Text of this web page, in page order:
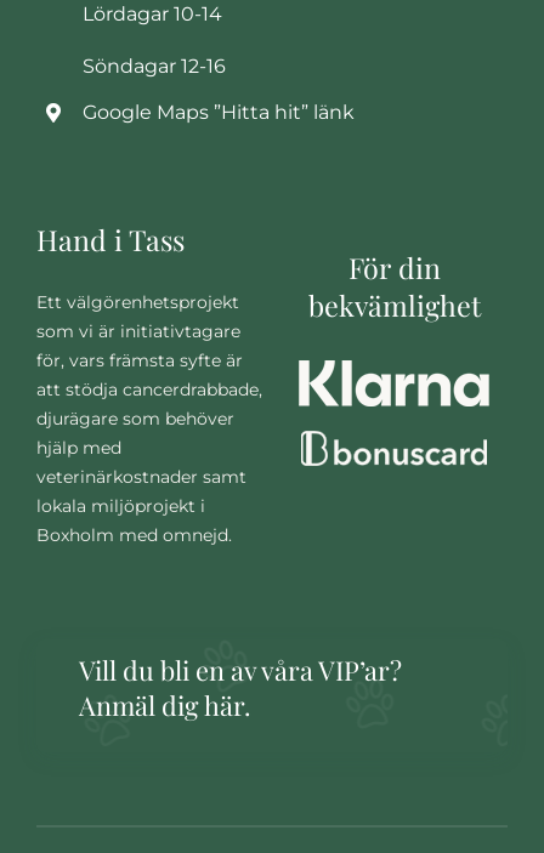
Lördagar 10-14
Söndagar 12-16
Google Maps ”Hitta hit” länk
Hand i Tass
Ett välgörenhetsprojekt
som vi är initiativtagare
för, vars främsta syfte är
att stödja cancerdrabbade,
djurägare som behöver
hjälp med
veterinärkostnader samt
lokala miljöprojekt i
Boxholm med omnejd.
För din
bekvämlighet
Vill du bli en av våra VIP’ar?
Anmäl dig här.